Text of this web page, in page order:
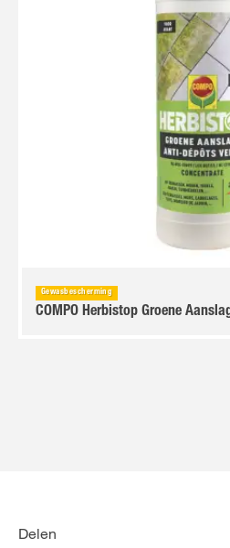
Gewasbescherming
COMPO Herbistop Groene
Delen